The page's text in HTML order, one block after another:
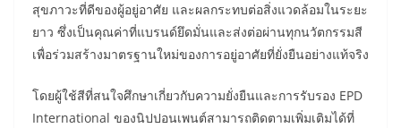
สุขภาวะที่ดีของผู้อยู่อาศัย และผลกระทบต่อสิ่งแวดล้อมในระยะ
ยาว ซึ่งเป็นคุณค่าที่แบรนด์ยึดมั่นและส่งต่อผ่านทุกนวัตกรรมสี
เพื่อร่วมสร้างมาตรฐานใหม่ของการอยู่อาศัยที่ยั่งยืนอย่างแท้จริง
โดยผู้ใช้สีที่สนใจศึกษาเกี่ยวกับความยั่งยืนและการรับรอง EPD
International ของนิปปอนเพนต์สามารถติดตามเพิ่มเติมได้ที่